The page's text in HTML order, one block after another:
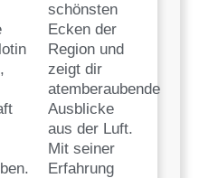
schönsten
Ecken der
Region und
zeigt dir
atemberaubende
Ausblicke
aus der Luft.
Mit seiner
Erfahrung